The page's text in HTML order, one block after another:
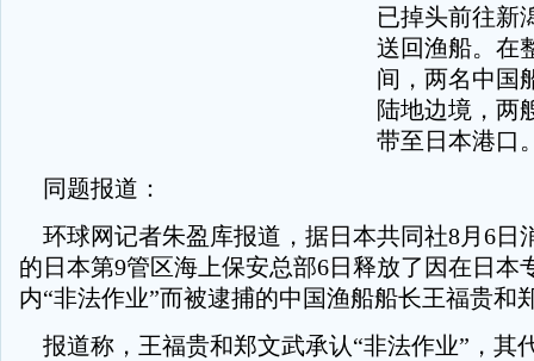
已掉头前往新
送回渔船。在
间，两名中国
陆地边境，两
带至日本港口
同题报道：
环球网记者朱盈库报道，据日本共同社8月6日
的日本第9管区海上保安总部6日释放了因在日本
内“非法作业”而被逮捕的中国渔船船长王福贵和
报道称，王福贵和郑文武承认“非法作业”，其